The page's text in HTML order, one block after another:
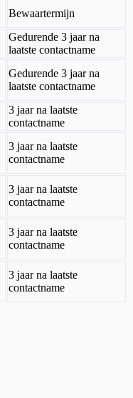
Bewaartermijn
Gedurende 3 jaar na
laatste contactname
Gedurende 3 jaar na
laatste contactname
3 jaar na laatste
contactname
3 jaar na laatste
contactname
3 jaar na laatste
contactname
3 jaar na laatste
contactname
3 jaar na laatste
contactname